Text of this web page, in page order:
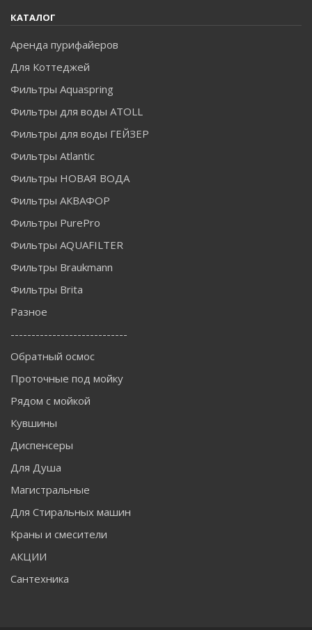
КАТАЛОГ
Аренда пурифайеров
Для Коттеджей
Фильтры Aquaspring
Фильтры для воды ATOLL
Фильтры для воды ГЕЙЗЕР
Фильтры Atlantic
Фильтры НОВАЯ ВОДА
Фильтры АКВАФОР
Фильтры PurePro
Фильтры AQUAFILTER
Фильтры Braukmann
Фильтры Brita
Разное
----------------------------
Обратный осмос
Проточные под мойку
Рядом с мойкой
Кувшины
Диспенсеры
Для Душа
Магистральные
Для Стиральных машин
Краны и смесители
АКЦИИ
Сантехника